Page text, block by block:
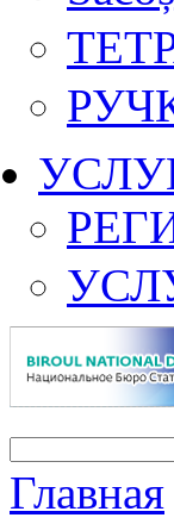
Форма
Вы здесь
Главная